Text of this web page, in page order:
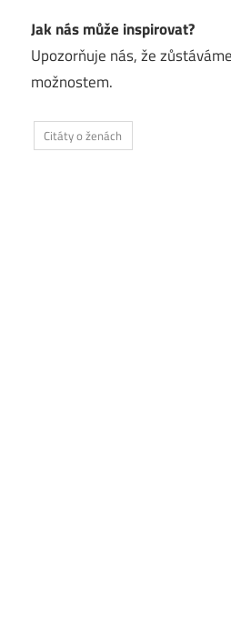
Jak nás může inspirovat?
Upozorňuje nás, že
možnostem.
Citáty o ženách